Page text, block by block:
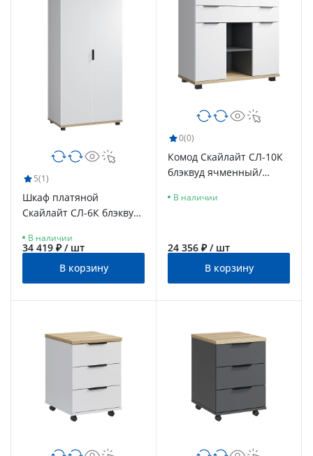
5(1)
Шкаф платяной
Скайлайт СЛ-6К блэквуд
меренга
В наличии
34 419 ₽ / шт
В корзину
0(0)
Комод Скайлайт СЛ-10К
блэквуд ячменный/
В наличии
24 356 ₽ / шт
В корзину